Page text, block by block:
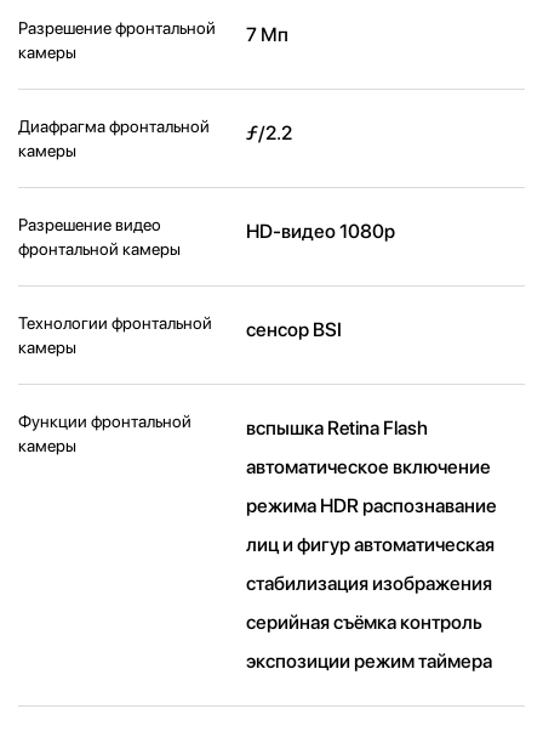
Разрешение фронтальной
камеры
7 Мп
Диафрагма фронтальной
камеры
ƒ/2.2
Разрешение видео
фронтальной камеры
HD-видео 1080p
Технологии фронтальной
камеры
сенсор BSI
Функции фронтальной
камеры
вспышка Retina Flash
автоматическое включение
режима HDR распознавание
лиц и фигур автоматическая
стабилизация изображения
серийная съëмка контроль
экспозиции режим таймера